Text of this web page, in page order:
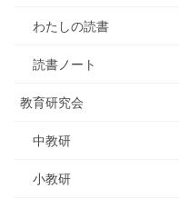
わたしの読書
読書ノート
教育研究会
中教研
小教研